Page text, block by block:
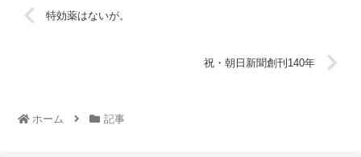
特効薬はないが。
祝・朝日新聞創刊140年
ホーム 記事